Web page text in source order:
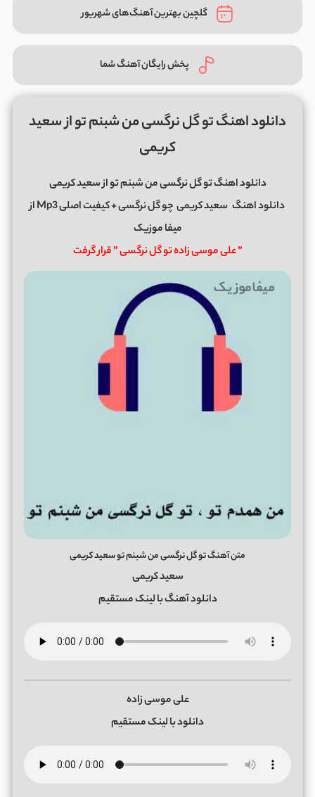
گلچین بهترین آهنگ‌های شهریور
پخش رایگان آهنگ شما
دانلود اهنگ تو گل نرگسی من شبنم تو از سعید
کریمی
دانلود اهنگ تو گل نرگسی من شبنم تو از سعید کریمی
دانلود اهنگ سعید کریمی چو گل نرگسی
+ کیفیت اصلی Mp3 از
میفا موزیک
” علی موسی زاده تو گل نرگسی ” قرار گرفت
متن آهنگ تو گل نرگسی من شبنم تو سعید کریمی
سعید کریمی
دانلود آهنگ با لینک مستقیم
علی موسی زاده
دانلود با لینک مستقیم